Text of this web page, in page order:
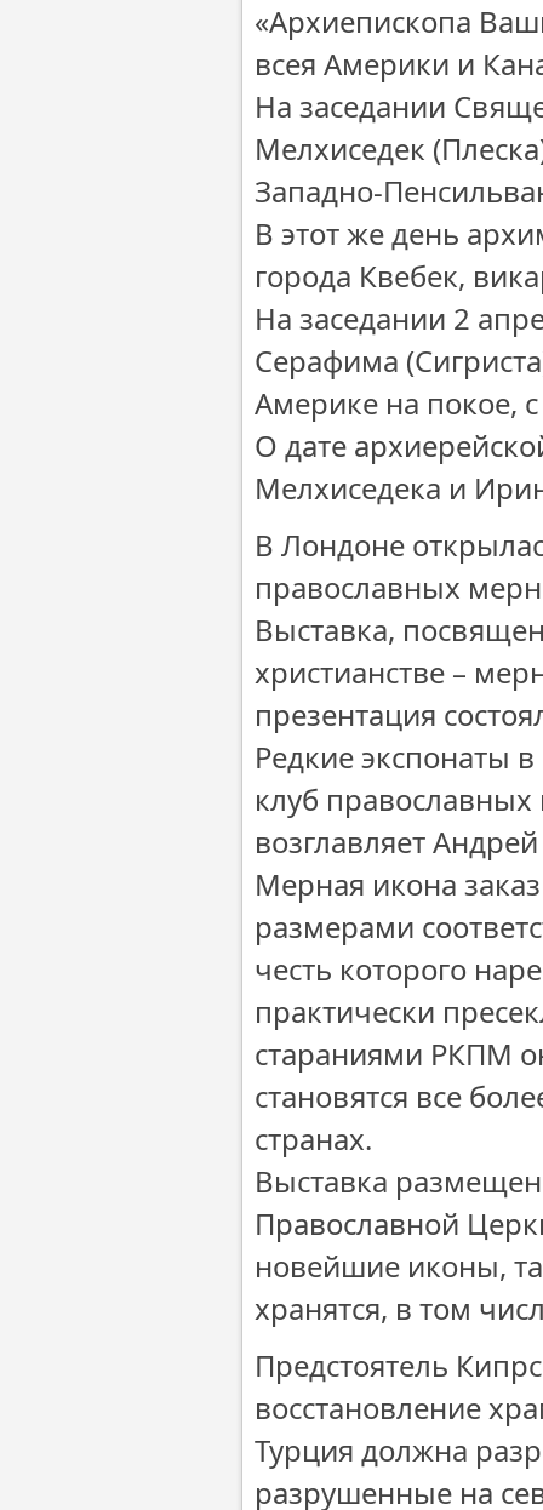
«Архиепископа
всея Америки и
На заседании
Мелхиседек
Западно-
В этот же день
города Квебек,
На заседании 2
Серафима
Америке на покое,
О дате
Мелхиседека и
В Лондоне
православных
Выставка,
христианстве –
презентация
Редкие экспонаты
клуб
возглавляет
Мерная икона
размерами
честь которого
практически
стараниями РКПМ
становятся все
странах.
Выставка
Православной
новейшие иконы,
хранятся, в том
Предстоятель
восстановление
Турция должна
разрушенные на